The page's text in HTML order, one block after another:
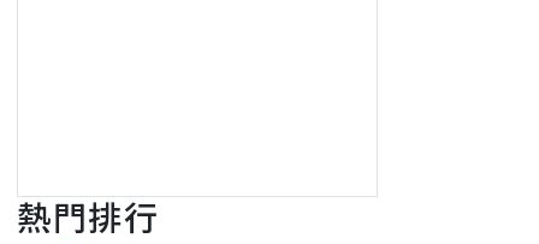
熱門排行